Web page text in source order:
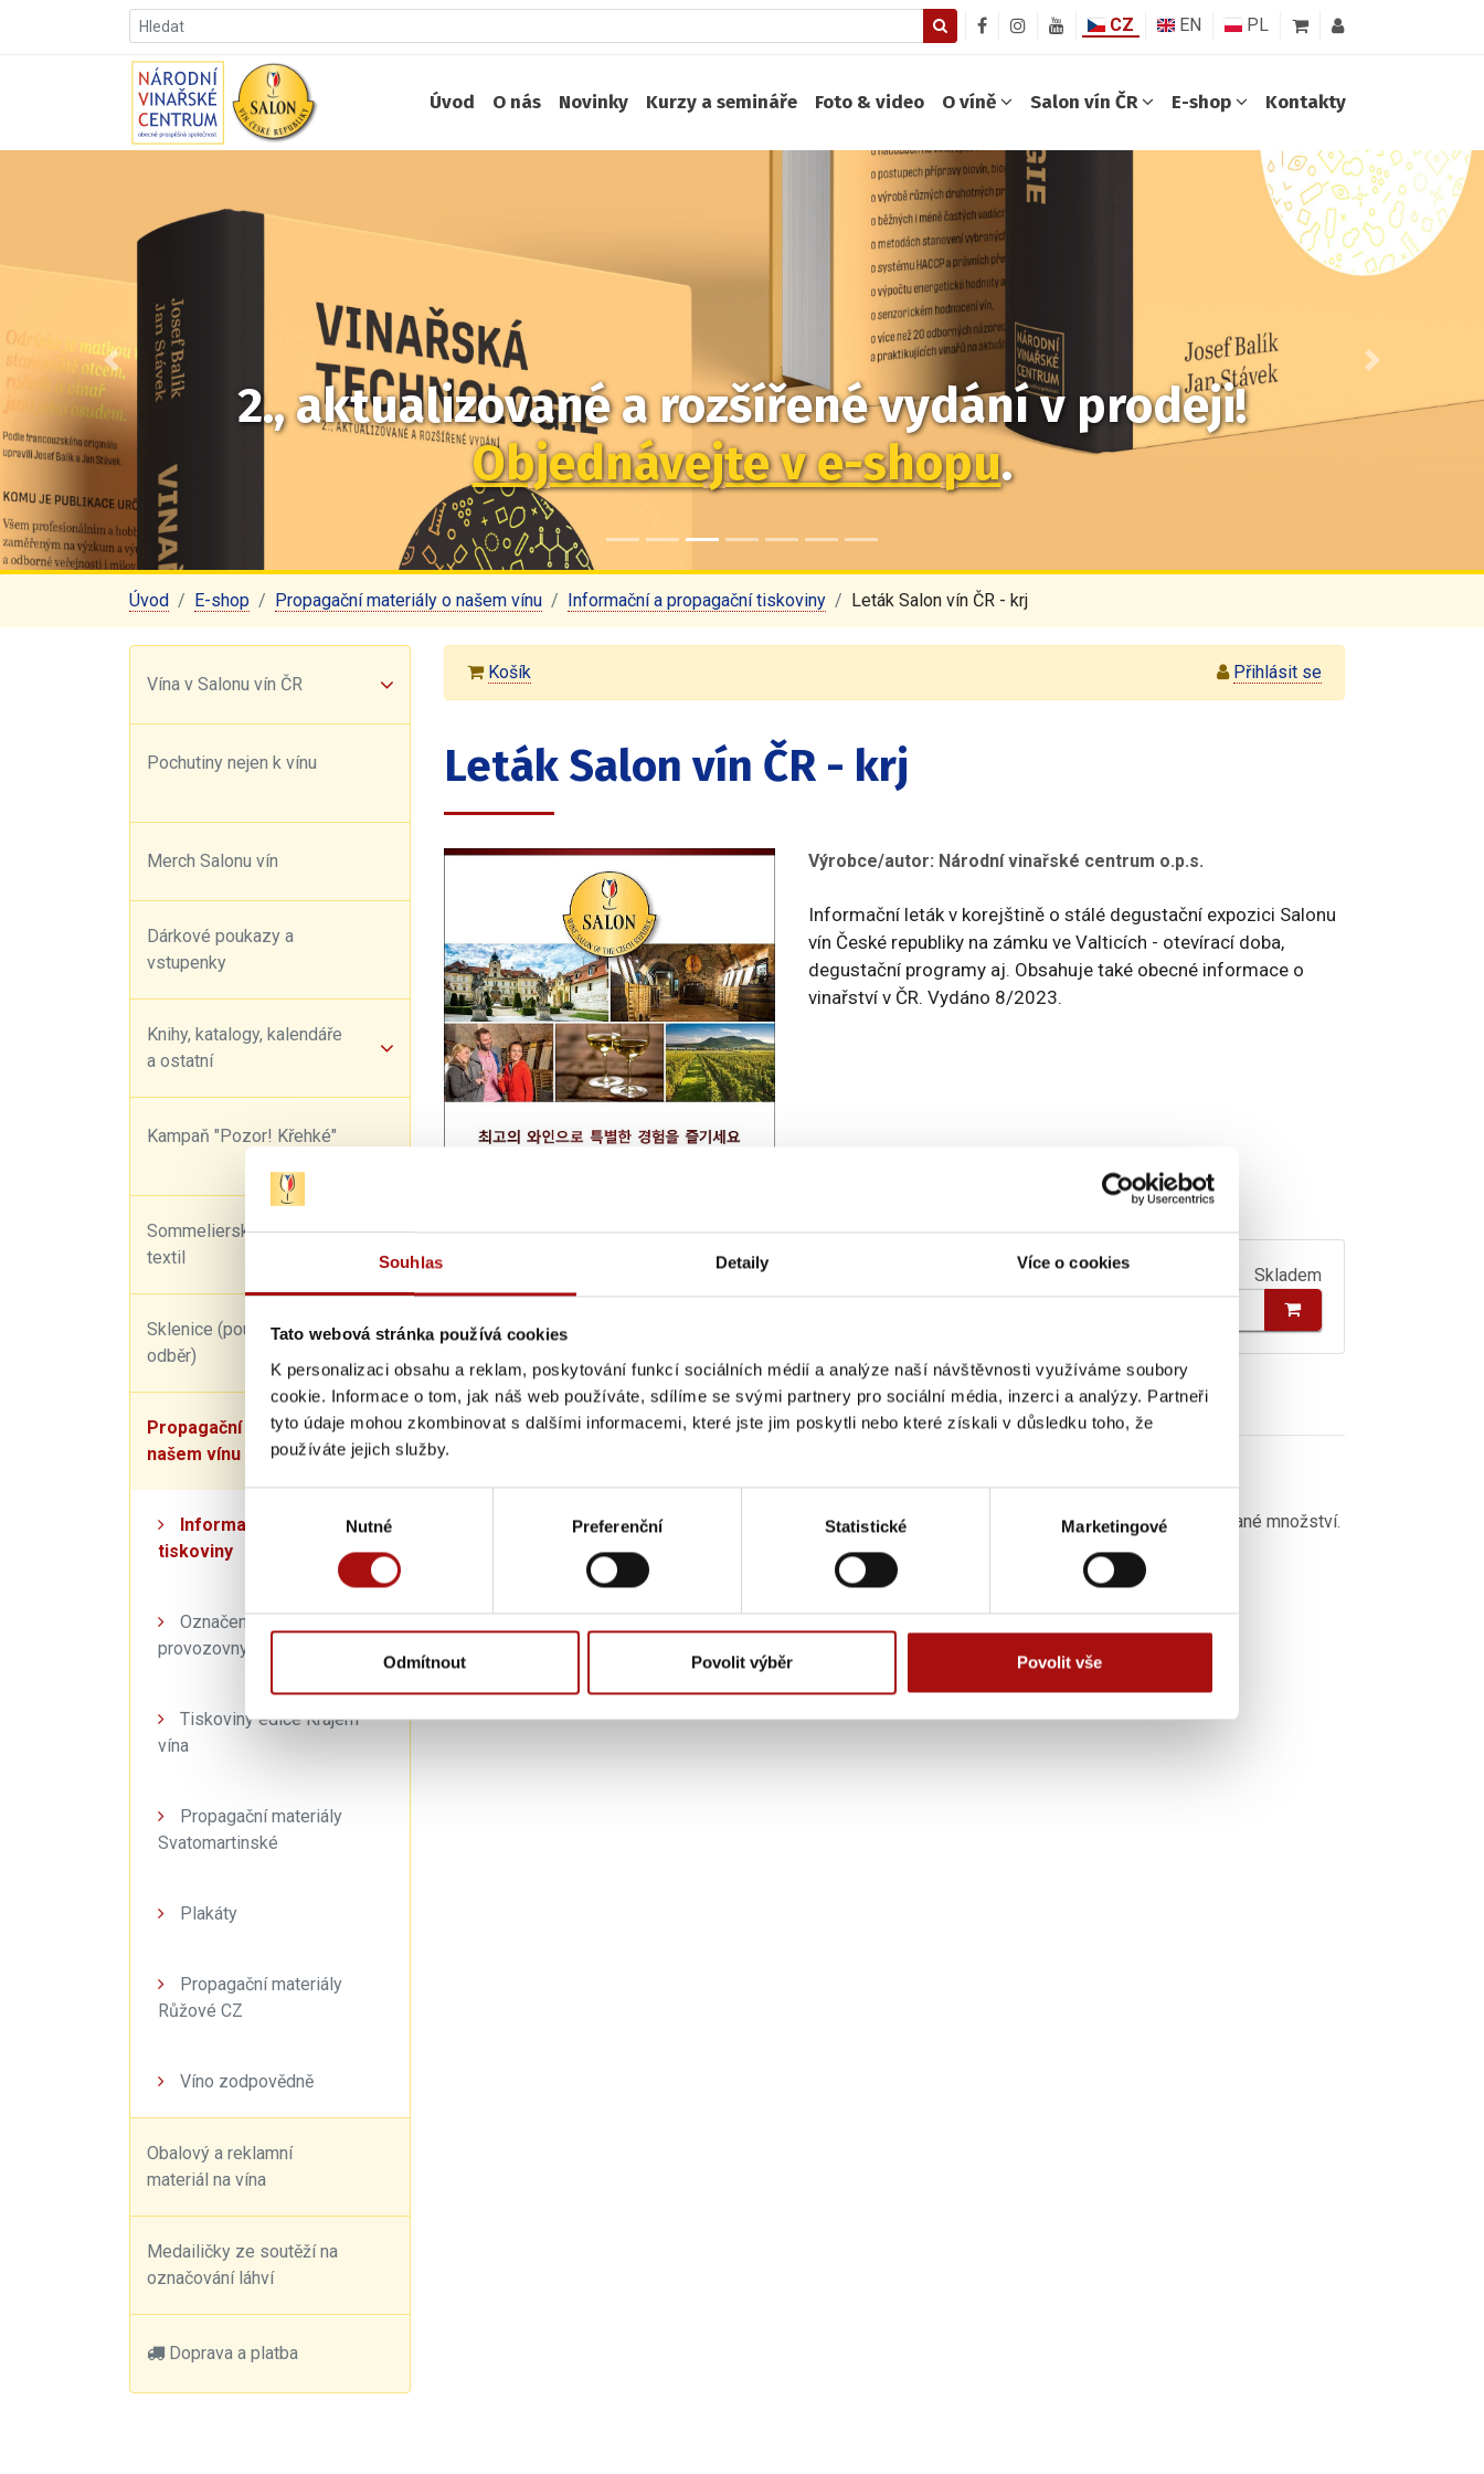
Souhlas Detaily Více o cookies
Tato webová stránka používá cookies
K personalizaci obsahu a reklam, poskytování funkcí sociálních médií a analýze naší návštěvnosti využíváme soubory
cookie. Informace o tom, jak náš web používáte, sdílíme se svými partnery pro sociální média, inzerci a analýzy. Partneři
tyto údaje mohou zkombinovat s dalšími informacemi, které jste jim poskytli nebo které získali v důsledku toho, že
používáte jejich služby.
souhlasu
Nutné Preferenční Statistické Marketingové
Odmítnout Povolit výběr Povolit vše
CZ EN PL
Úvod O nás Novinky Kurzy a semináře Foto & video O víně Salon vín ČR E-shop Kontakty
2., aktualizované a rozšířené vydání v prodeji!
Objednávejte v e-shopu.
Předchozí Další
Úvod E-shop Propagační materiály o našem vínu Informační a propagační tiskoviny Leták Salon vín ČR - krj
Vína v Salonu vín ČR
Pochutiny nejen k vínu
Merch Salonu vín
Dárkové poukazy a
vstupenky
Knihy, katalogy, kalendáře
a ostatní
Kampaň "Pozor! Křehké"
Sommelierské potřeby a
textil
Sklenice (pouze osobní
odběr)
Propagační materiály o
našem vínu
Informační a propagační
tiskoviny
Označení láhví a
provozovny
Tiskoviny edice Krajem
vína
Propagační materiály
Svatomartinské
Plakáty
Propagační materiály
Růžové CZ
Víno zodpovědně
Obalový a reklamní
materiál na vína
Medailičky ze soutěží na
označování láhví
Doprava a platba
Košík Přihlásit se
Leták Salon vín ČR - krj
Výrobce/autor: Národní vinařské centrum o.p.s.
Informační leták v korejštině o stálé degustační expozici Salonu
vín České republiky na zámku ve Valticích - otevírací doba,
degustační programy aj. Obsahuje také obecné informace o
vinařství v ČR. Vydáno 8/2023.
Skladem
Sdílet
Počet objednaných propagačních materiálů může být krácen s ohledem na skladové zásoby a požadované množství.